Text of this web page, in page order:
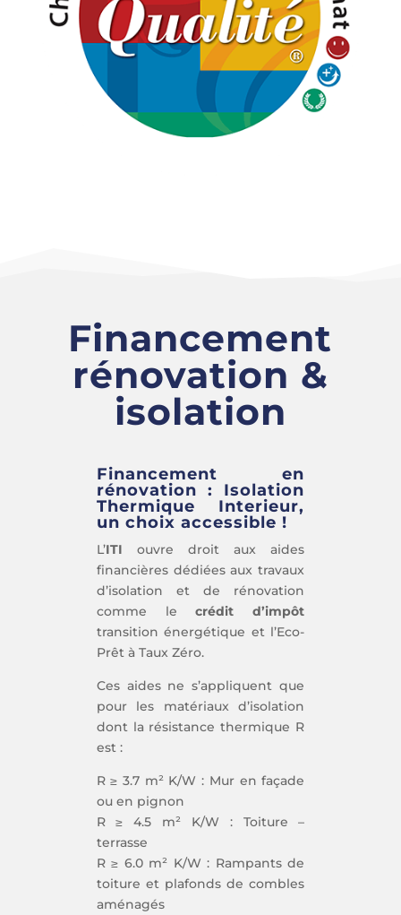
Financement
rénovation &
isolation
Financement en
rénovation : Isolation
Thermique Interieur,
un choix accessible !
L’ITI ouvre droit aux aides
financières dédiées aux travaux
d’isolation et de rénovation
comme lecrédit d’impôt
transition énergétique et l’Eco-
Prêt à Taux Zéro.
Ces aides ne s’appliquent que
pour les matériaux d’isolation
dont la résistance thermique R
est :
R ≥ 3.7 m² K/W : Mur en façade
ou en pignon
R ≥ 4.5 m² K/W : Toiture –
terrasse
R ≥ 6.0 m² K/W : Rampants de
toiture et plafonds de combles
aménagés